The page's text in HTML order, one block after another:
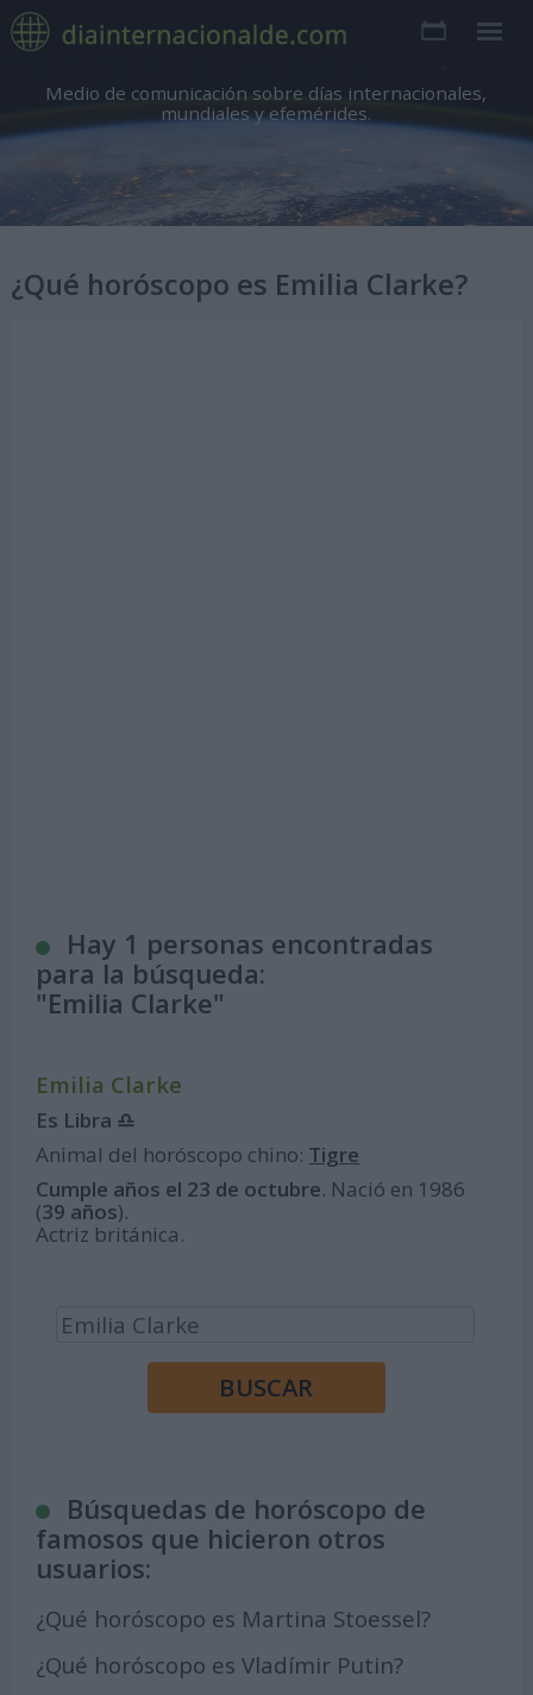
Medio de comunicación sobre días internacionales,
mundiales y efemérides.
¿Qué horóscopo es Emilia Clarke?
Hay 1 personas encontradas
para la búsqueda:
"Emilia Clarke"
Emilia Clarke
Es Libra ♎
Animal del horóscopo chino: Tigre
Cumple años el 23 de octubre. Nació en 1986
(39 años).
Actriz británica.
Búsquedas de horóscopo de
famosos que hicieron otros
usuarios:
¿Qué horóscopo es Martina Stoessel?
¿Qué horóscopo es Vladímir Putin?